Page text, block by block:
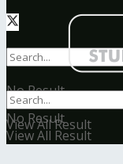
No Result
View All Result
No Result
View All Result